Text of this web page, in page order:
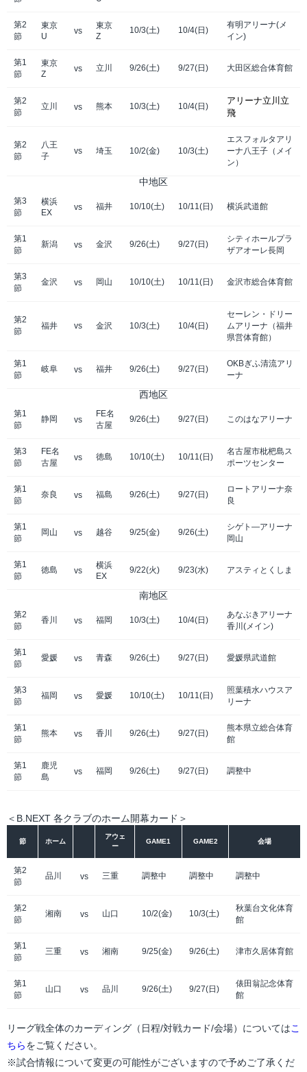
第2
節
東京
U
vs
東京
Z
10/3(土) 10/4(日)
有明アリーナ(メ
イン)
第1
節
東京
Z
vs 立川 9/26(土) 9/27(日) 大田区総合体育館
第2
節
立川 vs 熊本 10/3(土) 10/4(日)
アリーナ立川立
飛
第2
節
八王
子
vs 埼玉 10/2(金) 10/3(土)
エスフォルタアリ
ーナ八王子（メイ
ン）
中地区
第3
節
横浜
EX
vs 福井 10/10(土) 10/11(日) 横浜武道館
第1
節
新潟 vs 金沢 9/26(土) 9/27(日)
シティホールプラ
ザアオーレ長岡
第3
節
金沢 vs 岡山 10/10(土) 10/11(日) 金沢市総合体育館
第2
節
福井 vs 金沢 10/3(土) 10/4(日)
セーレン・ドリー
ムアリーナ（福井
県営体育館）
第1
節
岐阜 vs 福井 9/26(土) 9/27(日)
OKBぎふ清流アリ
ーナ
西地区
第1
節
静岡 vs
FE名
古屋
9/26(土) 9/27(日) このはなアリーナ
第3
節
FE名
古屋
vs 徳島 10/10(土) 10/11(日)
名古屋市枇杷島ス
ポーツセンター
第1
節
奈良 vs 福島 9/26(土) 9/27(日)
ロートアリーナ奈
良
第1
節
岡山 vs 越谷 9/25(金) 9/26(土)
シゲト―アリーナ
岡山
第1
節
徳島 vs
横浜
EX
9/22(火) 9/23(水) アスティとくしま
南地区
第2
節
香川 vs 福岡 10/3(土) 10/4(日)
あなぶきアリーナ
香川(メイン)
第1
節
愛媛 vs 青森 9/26(土) 9/27(日) 愛媛県武道館
第3
節
福岡 vs 愛媛 10/10(土) 10/11(日)
照葉積水ハウスア
リーナ
第1
節
熊本 vs 香川 9/26(土) 9/27(日)
熊本県立総合体育
館
第1
節
鹿児
島
vs 福岡 9/26(土) 9/27(日) 調整中
＜B.NEXT 各クラブのホーム開幕カード＞
節 ホーム
アウェ
ー
GAME1 GAME2 会場
第2
節
品川 vs 三重 調整中 調整中 調整中
第2
節
湘南 vs 山口 10/2(金) 10/3(土)
秋葉台文化体育
館
第1
節
三重 vs 湘南 9/25(金) 9/26(土) 津市久居体育館
第1
節
山口 vs 品川 9/26(土) 9/27(日)
俵田翁記念体育
館
リーグ戦全体のカーディング（日程/対戦カード/会場）についてはこ
ちらをご覧ください。
※試合情報について変更の可能性がございますので予めご了承くだ